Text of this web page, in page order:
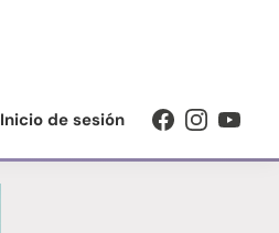
Inicio de sesión